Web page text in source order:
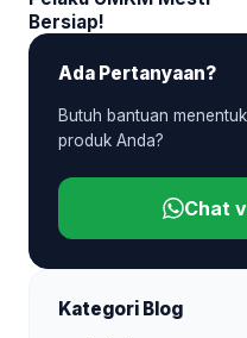
Bersiap!
Ada Pertanyaan?
Butuh bantuan
produk Anda?
Chat
Kategori Blog